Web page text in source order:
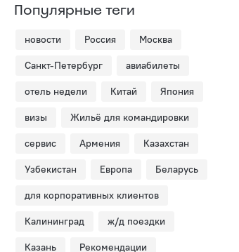
Популярные теги
новости Россия Москва
Санкт-Петербург авиабилеты
отель недели Китай Япония
визы Жильё для командировки
сервис Армения Казахстан
Узбекистан Европа Беларусь
для корпоративных клиентов
Калининград ж/д поездки
Казань Рекомендации